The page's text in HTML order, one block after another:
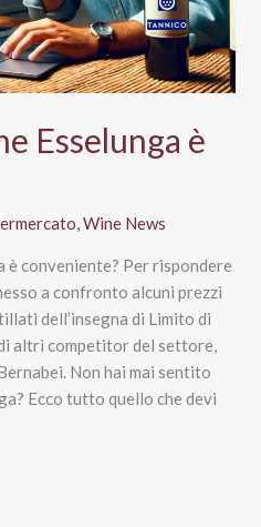
Esselunga è
,Wine News
è conveniente? Per rispondere
a confronto alcuni prezzi
dell’insegna di Limito di
altri competitor del settore,
Non hai mai sentito
Ecco tutto quello che devi